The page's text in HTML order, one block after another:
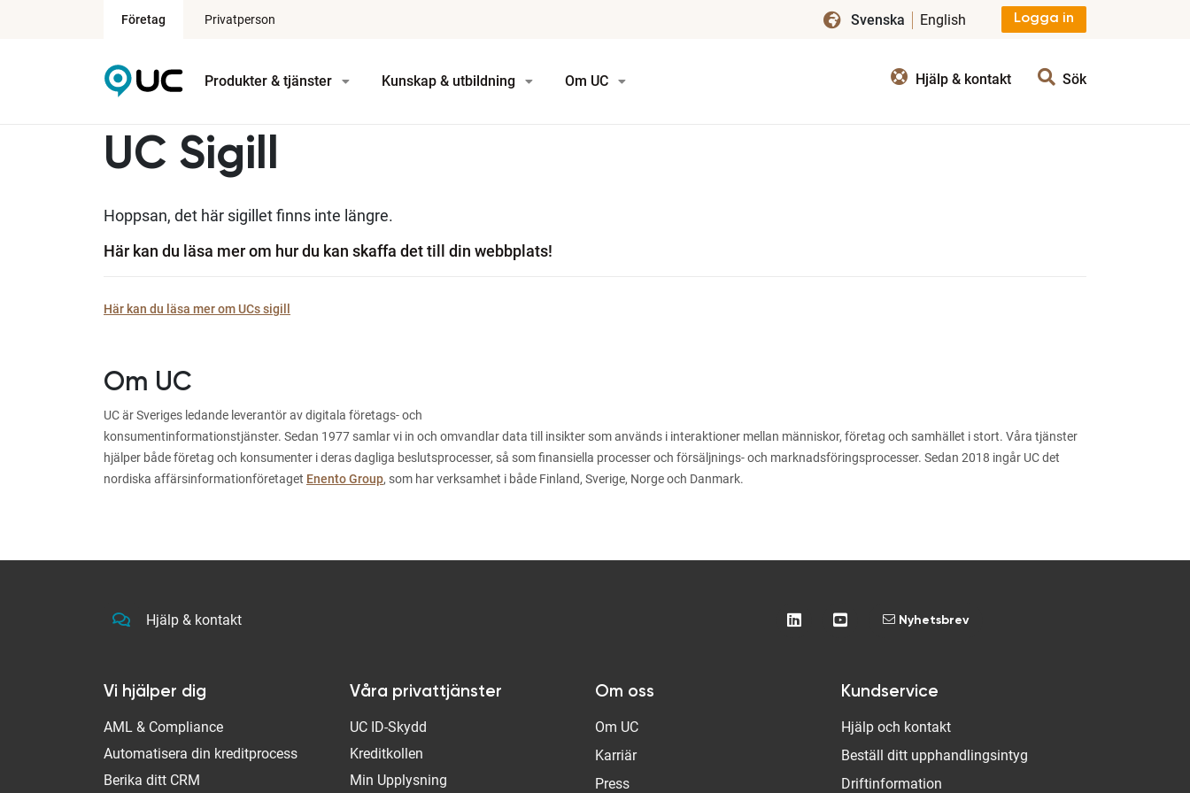
Företag Privatperson Logga in
Svenska English
Produkter & tjänster Kunskap & utbildning Om UC Hjälp & kontakt Sök
UC Sigill
Hoppsan, det här sigillet finns inte längre.
Här kan du läsa mer om hur du kan skaffa det till din webbplats!
Här kan du läsa mer om UCs sigill
Om UC
UC är Sveriges ledande leverantör av digitala företags- och
konsumentinformationstjänster. Sedan 1977 samlar vi in och omvandlar data till insikter som används i interaktioner mellan människor, företag och samhället i stort. Våra tjänster
hjälper både företag och konsumenter i deras dagliga beslutsprocesser, så som finansiella processer och försäljnings- och marknadsföringsprocesser. Sedan 2018 ingår UC det
nordiska affärsinformationföretaget Enento Group, som har verksamhet i både Finland, Sverige, Norge och Danmark.
Hjälp & kontakt Nyhetsbrev
Vi hjälper dig
AML & Compliance
Automatisera din kreditprocess
Berika ditt CRM
Våra privattjänster
UC ID-Skydd
Kreditkollen
Min Upplysning
Om oss
Om UC
Karriär
Press
Kundservice
Hjälp och kontakt
Beställ ditt upphandlingsintyg
Driftinformation